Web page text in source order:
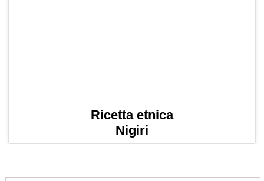
Ricetta etnica
Nigiri